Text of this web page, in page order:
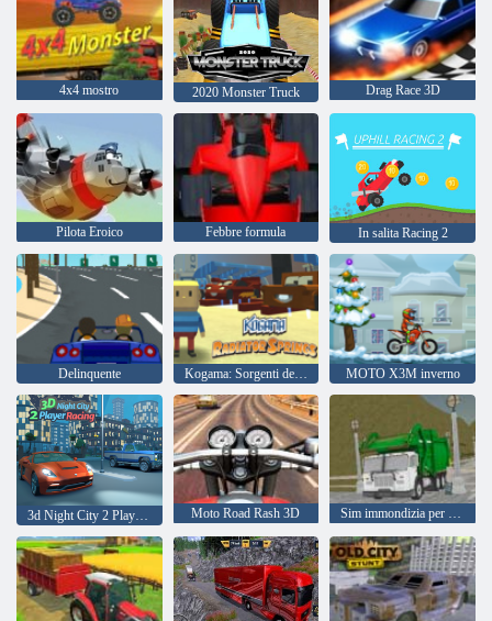
4x4 mostro 2020 Monster Truck Drag Race 3D
Pilota Eroico Febbre formula In salita Racing 2
Delinquente Kogama: Sorgenti del radiatore MOTO X3M inverno
Moto Road Rash 3D Sim immondizia per camion pulito dell'isola